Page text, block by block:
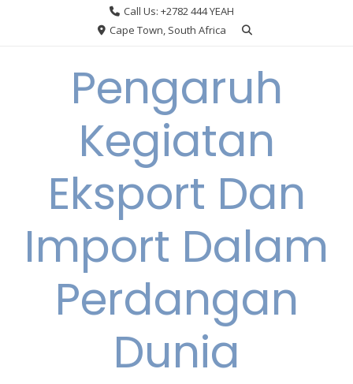
Call Us: +2782 444 YEAH
Cape Town, South Africa
Pengaruh
Kegiatan
Eksport Dan
Import Dalam
Perdangan
Dunia